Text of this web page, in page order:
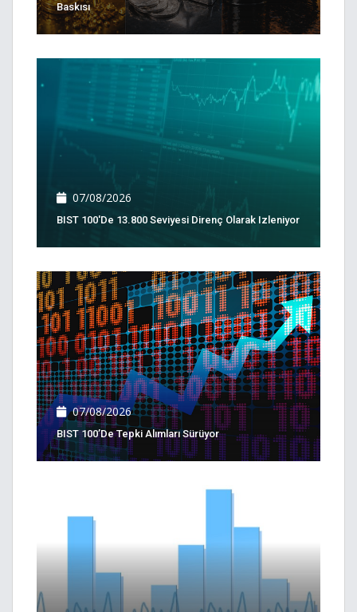
Baskısı
07/08/2026
BIST 100'de 13.800 Seviyesi Direnç Olarak Izleniyor
07/08/2026
BIST 100’de Tepki Alımları Sürüyor